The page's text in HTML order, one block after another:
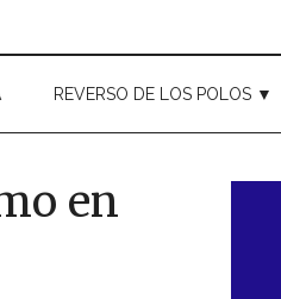
REVERSO DE LOS POLOS ▼
en